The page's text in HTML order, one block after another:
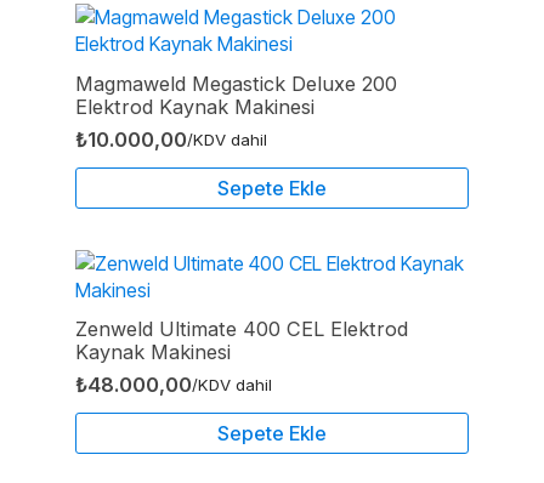
Magmaweld Megastick Deluxe 200
Elektrod Kaynak Makinesi
₺10.000,00/KDV dahil
Sepete Ekle
Zenweld Ultimate 400 CEL Elektrod
Kaynak Makinesi
₺48.000,00/KDV dahil
Sepete Ekle